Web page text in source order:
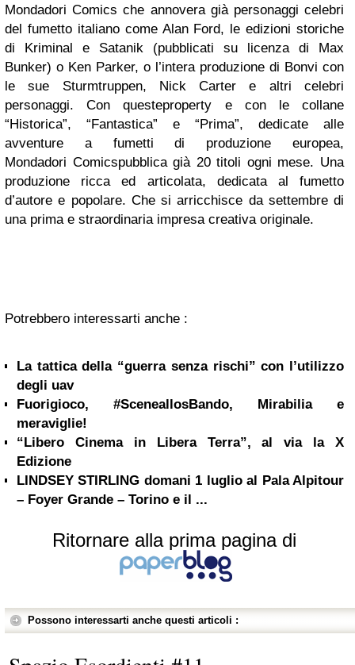
MondadoriComics che annovera già personaggi celebri
del fumetto italiano come Alan Ford, le edizioni storiche
di
Kriminal e Satanik (pubblicati su licenza di Max
Bunker) o Ken Parker, o l’intera produzione di Bonvi con
le sue Sturmtruppen, Nick Carter e altri celebri
personaggi. Con questeproperty e con le collane
“ Historica”, “Fantastica” e “Prima”, dedicate alle
avventure a fumetti di produzione europea,
Mondadori Comicspubblica già 20 titoli ogni mese. Una
produzione ricca ed articolata, dedicata al fumetto
d’autore e popolare. Che si arricchisce da settembre di
una prima e straordinaria impresa creativa originale.
Potrebbero interessarti anche :
La tattica della “guerra senza rischi” con l’utilizzo
degli uav
Fuorigioco, #SceneallosBando, Mirabilia e
meraviglie!
“Libero Cinema in Libera Terra”, al via la X
Edizione
LINDSEY STIRLING domani 1 luglio al Pala Alpitour
– Foyer Grande – Torino e il ...
Ritornare alla prima pagina di
Possono interessarti anche questi articoli :